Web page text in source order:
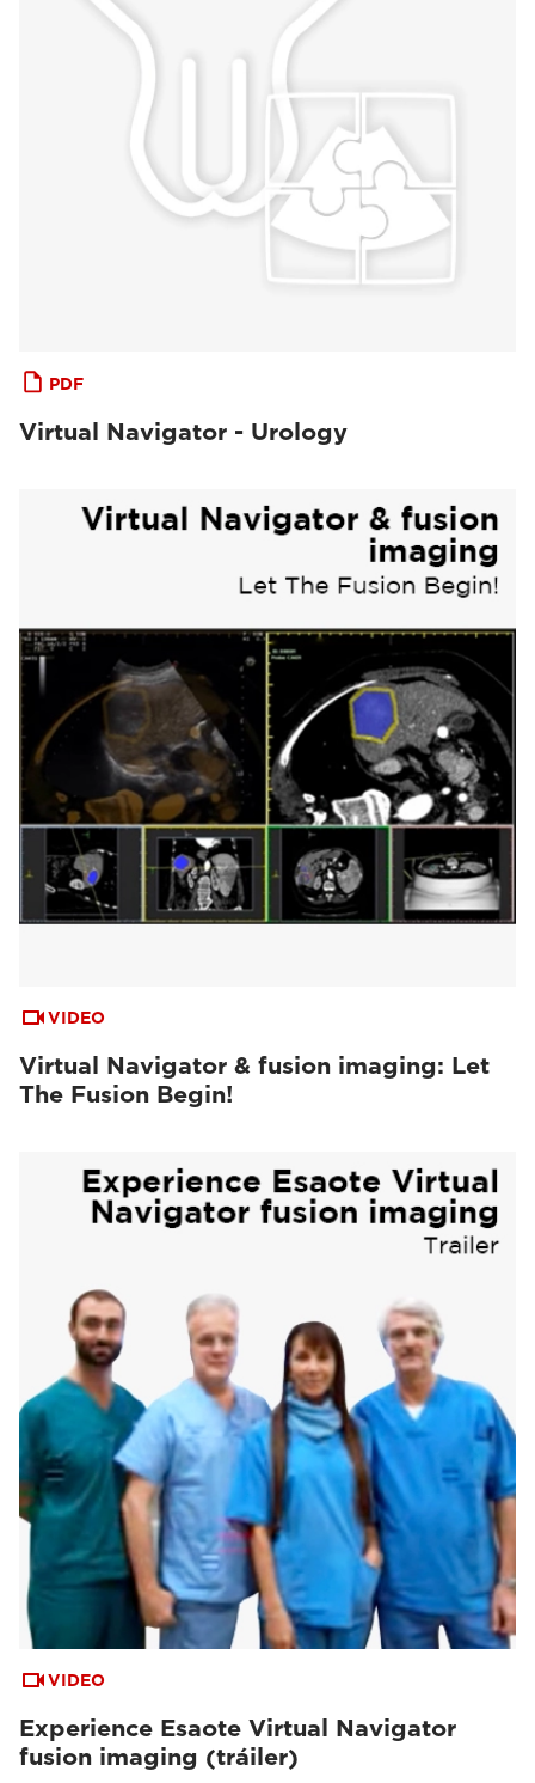
PDF
Virtual Navigator - Urology
VIDEO
Virtual Navigator & fusion imaging: Let
The Fusion Begin!
VIDEO
Experience Esaote Virtual Navigator
fusion imaging (tráiler)